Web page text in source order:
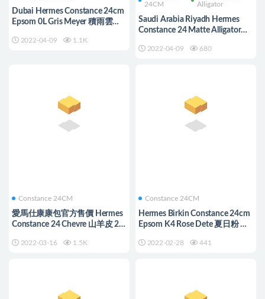
Dubai Hermes Constance 24cm
Epsom 0L Gris Meyer 積雨雲灰
2022-04-09 1.1K
24CM
Alligator
Saudi Arabia Riyadh Hermes
Constance 24 Matte Alligator
2022-04-09 680
Constance 24CM
愛馬仕康康包官方售價 Hermes
Constance 24 Chevre 山羊皮 2J
2022-03-16 1.5K
Constance 24CM
Hermes Birkin Constance 24cm
Epsom K4 Rose Dete 夏日粉 銀
2022-02-28 441